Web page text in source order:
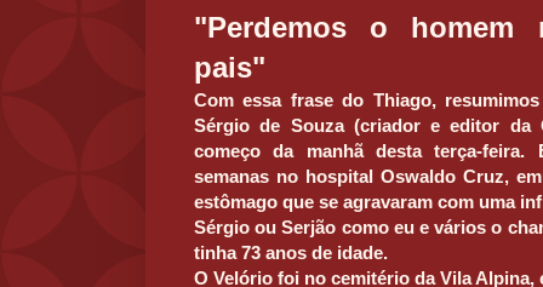
"Perdemos o homem
pais"
Com essa frase do Thiago,
Sérgio de Souza (criador e editor da
começo da manhã desta terça-feira.
semanas no hospital Oswaldo Cruz,
estômago que se agravaram com uma
Sérgio ou Serjão como eu e vários o
tinha 73 anos de idade.
O Velório foi no cemitério da Vila